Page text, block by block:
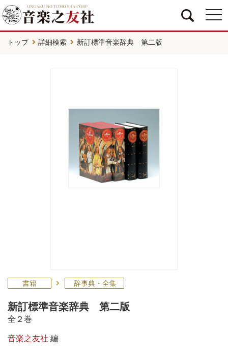
トップ 詳細検索 新訂標準音楽辞典 第二版
書籍 辞事典・全集
新訂標準音楽辞典 第二版
全２巻
音楽之友社 編